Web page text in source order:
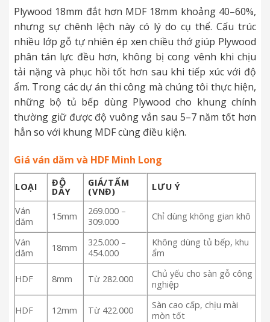
Plywood 18mm đắt hơn MDF 18mm khoảng 40–60%,
nhưng sự chênh lệch này có lý do cụ thể. Cấu trúc
nhiều lớp gỗ tự nhiên ép xen chiều thớ giúp Plywood
phân tán lực đều hơn, không bị cong vênh khi chịu
tải nặng và phục hồi tốt hơn sau khi tiếp xúc với độ
ẩm. Trong các dự án thi công mà chúng tôi thực hiện,
những bộ tủ bếp dùng Plywood cho khung chính
thường giữ được độ vuông vắn sau 5–7 năm tốt hơn
hẳn so với khung MDF cùng điều kiện.
Giá ván dăm và HDF Minh Long
LOẠI ĐỘ
DÀY
GIÁ/TẤM
(VNĐ) LƯU Ý
Ván
dăm
15mm
269.000 –
309.000
Chỉ dùng không gian khô
Ván
dăm
18mm
325.000 –
454.000
Không dùng tủ bếp, khu
ẩm
HDF 8mm Từ 282.000
Chủ yếu cho sàn gỗ công
nghiệp
HDF 12mm Từ 422.000
Sàn cao cấp, chịu mài
mòn tốt